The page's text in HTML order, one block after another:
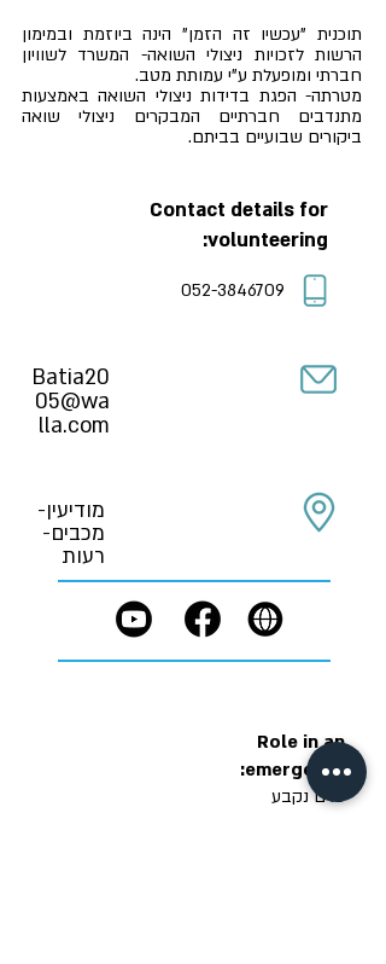
תוכנית "עכשיו זה הזמן" הינה ביוזמת ובמימון
הרשות לזכויות ניצולי השואה- המשרד לשוויון
חברתי ומופעלת ע"י עמותת מטב.
מטרתה- הפגת בדידות ניצולי השואה באמצעות
מתנדבים חברתיים המבקרים ניצולי שואה
ביקורים שבועיים בביתם.
Contact details for
volunteering:
052-3846709
Batia20
05@wa
lla.com
מודיעין-
מכבים-
רעות
Role in an
emergency:
טרם נקבע